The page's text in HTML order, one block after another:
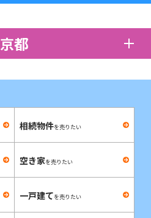
京都
相続物件を売りたい
空き家を売りたい
一戸建てを売りたい